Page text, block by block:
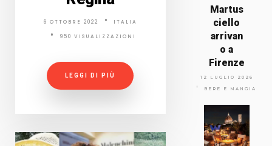
6 OTTOBRE 2022 ITALIA
950 VISUALIZZAZIONI
LEGGI DI PIÙ
Martus
ciello
arrivan
o a
Firenze
12 LUGLIO 2026
BERE E MANGIARE